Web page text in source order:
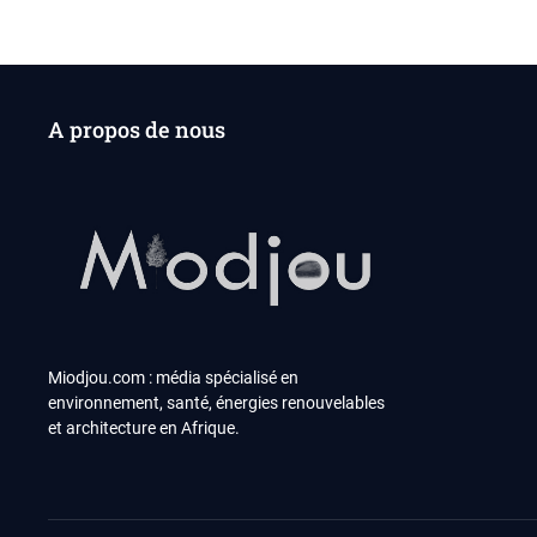
A propos de nous
Miodjou.com : média spécialisé en
environnement, santé, énergies renouvelables
et architecture en Afrique.